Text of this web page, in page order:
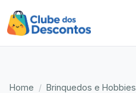
Home Brinquedos e Hobbies